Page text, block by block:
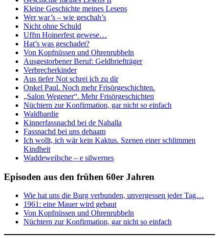
Kleine Geschichte meines Lesens
Wer war’s – wie geschah’s
Nicht ohne Schuld
Uffm Hoinerfest gewese…
Hat’s was geschadet?
Von Kopfnüssen und Ohrenrubbeln
Ausgestorbener Beruf: Geldbriefträger
Verbrecherkinder
Aus tiefer Not schrei ich zu dir
Onkel Paul. Noch mehr Frisörgeschichten.
„Salon Wegener“. Mehr Frisörgeschichten
Nüchtern zur Konfirmation, gar nicht so einfach
Waldbardie
Kinnerfassnachd bei de Nahalla
Fassnachd bei uns dehaam
Ich wollt, ich wär kein Kaktus. Szenen einer schlimmen
Kindheit
Waddeweilsche – e silwernes
Episoden aus den frühen 60er Jahren
Wie hat uns die Burg verbunden, unvergessen jeder Tag…
1961: eine Mauer wird gebaut
Von Kopfnüssen und Ohrenrubbeln
Nüchtern zur Konfirmation, gar nicht so einfach